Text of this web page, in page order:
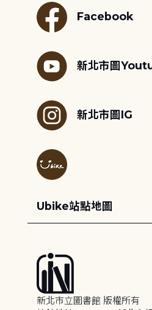
Facebook
新北市圖
新北市圖IG
Ubike站點地圖
新北市立圖書館 版權所有